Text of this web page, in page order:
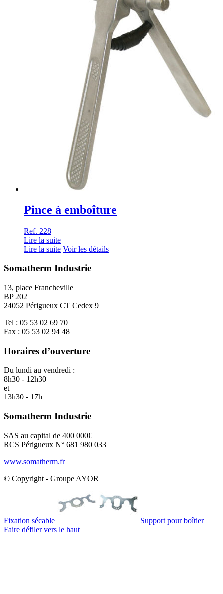
Pince à emboîture
Ref. 228
Lire la suite
Lire la suite Voir les détails
Somatherm Industrie
13, place Francheville
BP 202
24052 Périgueux CT Cedex 9
Tel : 05 53 02 69 70
Fax : 05 53 02 94 48
Horaires d’ouverture
Du lundi au vendredi :
8h30 - 12h30
et
13h30 - 17h
Somatherm Industrie
SAS au capital de 400 000€
RCS Périgueux N° 681 980 033
www.somatherm.fr
© Copyright - Groupe AYOR
Fixation sécable
Support pour boîtier
Faire défiler vers le haut